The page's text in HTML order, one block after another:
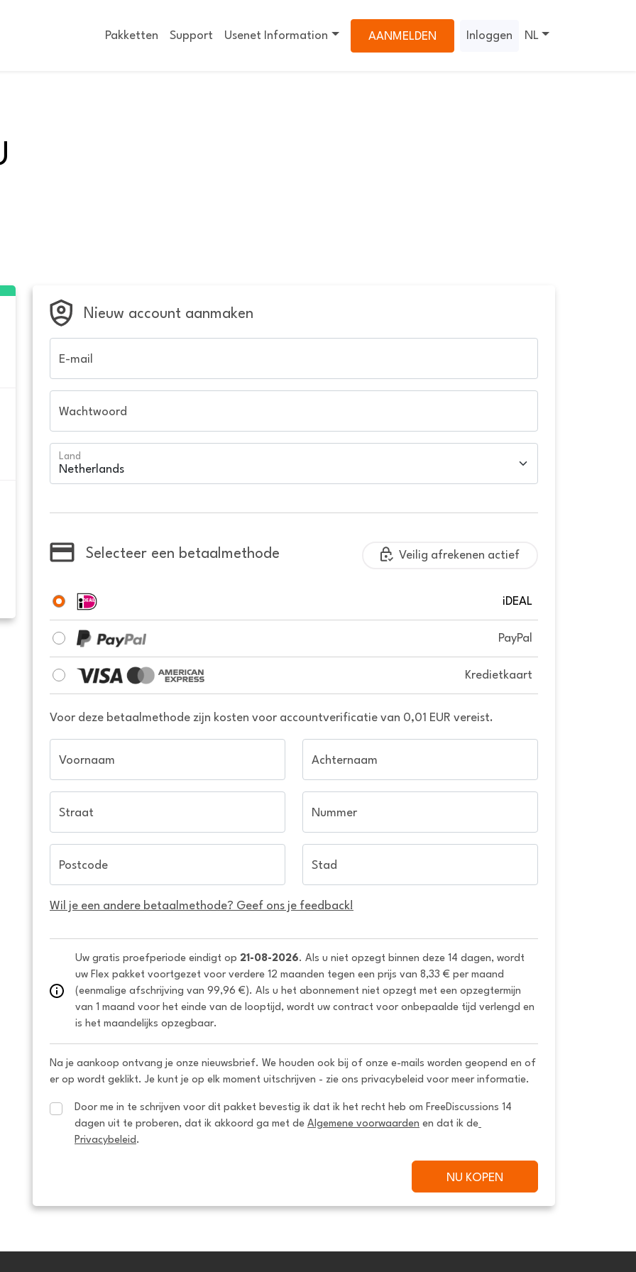
Pakketten Support Usenet Information AANMELDEN Inloggen NL
Nieuw account aanmaken
E-mail
Wachtwoord
Land
Selecteer een betaalmethode Veilig afrekenen actief
iDEAL
PayPal
Kredietkaart
Voor deze betaalmethode zijn kosten voor accountverificatie van 0,01 EUR vereist.
Voornaam Achternaam
Straat Nummer
Postcode Stad
Wil je een andere betaalmethode? Geef ons je feedback!
Uw gratis proefperiode eindigt op 21-08-2026. Als u niet opzegt binnen deze 14 dagen, wordt
uw Flex pakket voortgezet voor verdere 12 maanden tegen een prijs van 8,33 € per maand
(eenmalige afschrijving van 99,96 €). Als u het abonnement niet opzegt met een opzegtermijn
van 1 maand voor het einde van de looptijd, wordt uw contract voor onbepaalde tijd verlengd en
is het maandelijks opzegbaar.
Na je aankoop ontvang je onze nieuwsbrief. We houden ook bij of onze e-mails worden geopend en of
er op wordt geklikt. Je kunt je op elk moment uitschrijven - zie ons privacybeleid voor meer informatie.
Door me in te schrijven voor dit pakket bevestig ik dat ik het recht heb om FreeDiscussions 14
dagen uit te proberen, dat ik akkoord ga met de Algemene voorwaarden en dat ik de
Privacybeleid .
NU KOPEN